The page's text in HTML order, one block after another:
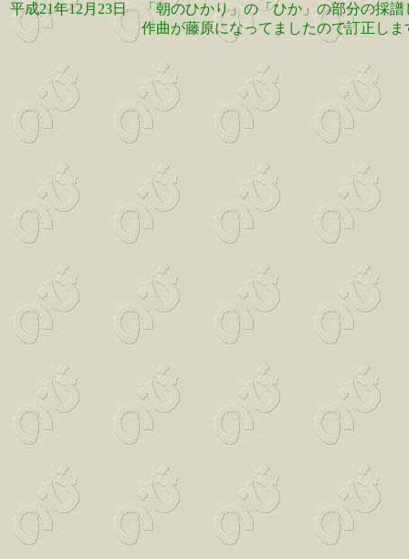
平成21年12月23日
「朝のひかり」の「ひか」の部分の採
作曲が藤原になってましたので訂正しま